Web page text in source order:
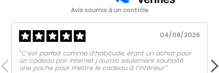
Avis soumis à un contrôle
04/08/2026
‟C’est parfait comme d’habitude, étant un achat pour
un cadeau par internet j aurais seulement souhaité
une poche pour mettre le cadeau à l’intérieur.ˮ